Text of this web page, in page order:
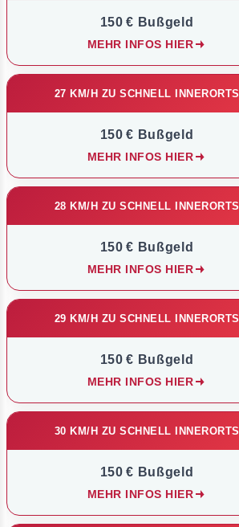
150 € Bußgeld
MEHR INFOS HIER
27 KM/H ZU SCHNELL INNERORTS
150 € Bußgeld
MEHR INFOS HIER
28 KM/H ZU SCHNELL INNERORTS
150 € Bußgeld
MEHR INFOS HIER
29 KM/H ZU SCHNELL INNERORTS
150 € Bußgeld
MEHR INFOS HIER
30 KM/H ZU SCHNELL INNERORTS
150 € Bußgeld
MEHR INFOS HIER